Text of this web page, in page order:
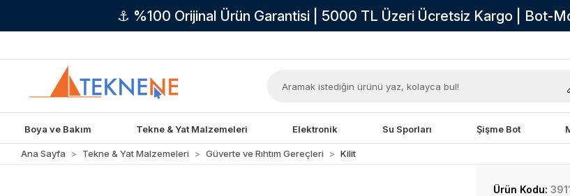
⚓ %100 Orijinal Ürün Garantisi | 5000 TL Üzeri Ücretsiz Kargo | Bot-
Boya ve Bakım Tekne & Yat Malzemeleri Elektronik Su Sporları Şişme Bot
Ana Sayfa Tekne & Yat Malzemeleri Güverte ve Rıhtım Gereçleri Kilit
Ürün Kodu: